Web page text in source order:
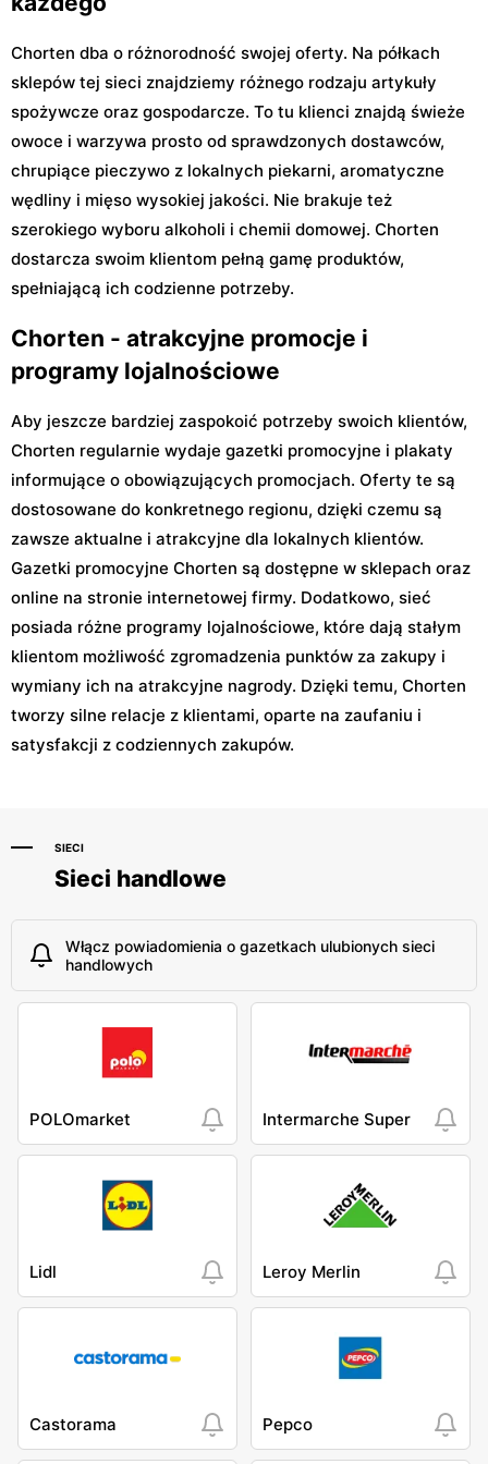
Chorten dba o różnorodność swojej oferty. Na półkach
sklepów tej sieci znajdziemy różnego rodzaju artykuły
spożywcze oraz gospodarcze. To tu klienci znajdą świeże
owoce i warzywa prosto od sprawdzonych dostawców,
chrupiące pieczywo z lokalnych piekarni, aromatyczne
wędliny i mięso wysokiej jakości. Nie brakuje też
szerokiego wyboru alkoholi i chemii domowej. Chorten
dostarcza swoim klientom pełną gamę produktów,
spełniającą ich codzienne potrzeby.
Chorten - atrakcyjne promocje i
programy lojalnościowe
Aby jeszcze bardziej zaspokoić potrzeby swoich klientów,
Chorten regularnie wydaje gazetki promocyjne i plakaty
informujące o obowiązujących promocjach. Oferty te są
dostosowane do konkretnego regionu, dzięki czemu są
zawsze aktualne i atrakcyjne dla lokalnych klientów.
Gazetki promocyjne Chorten są dostępne w sklepach oraz
online na stronie internetowej firmy. Dodatkowo, sieć
posiada różne programy lojalnościowe, które dają stałym
klientom możliwość zgromadzenia punktów za zakupy i
wymiany ich na atrakcyjne nagrody. Dzięki temu, Chorten
tworzy silne relacje z klientami, oparte na zaufaniu i
satysfakcji z codziennych zakupów.
SIECI
Sieci handlowe
Włącz powiadomienia o gazetkach ulubionych sieci
handlowych
POLOmarket Intermarche Super
Lidl Leroy Merlin
Castorama Pepco